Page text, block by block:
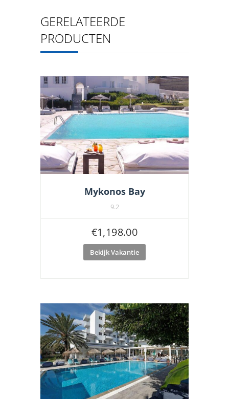
GERELATEERDE
PRODUCTEN
Mykonos Bay
9.2
€1,198.00
Bekijk Vakantie